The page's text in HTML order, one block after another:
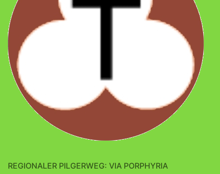
REGIONALER PILGERWEG: VIA PORPHYRIA